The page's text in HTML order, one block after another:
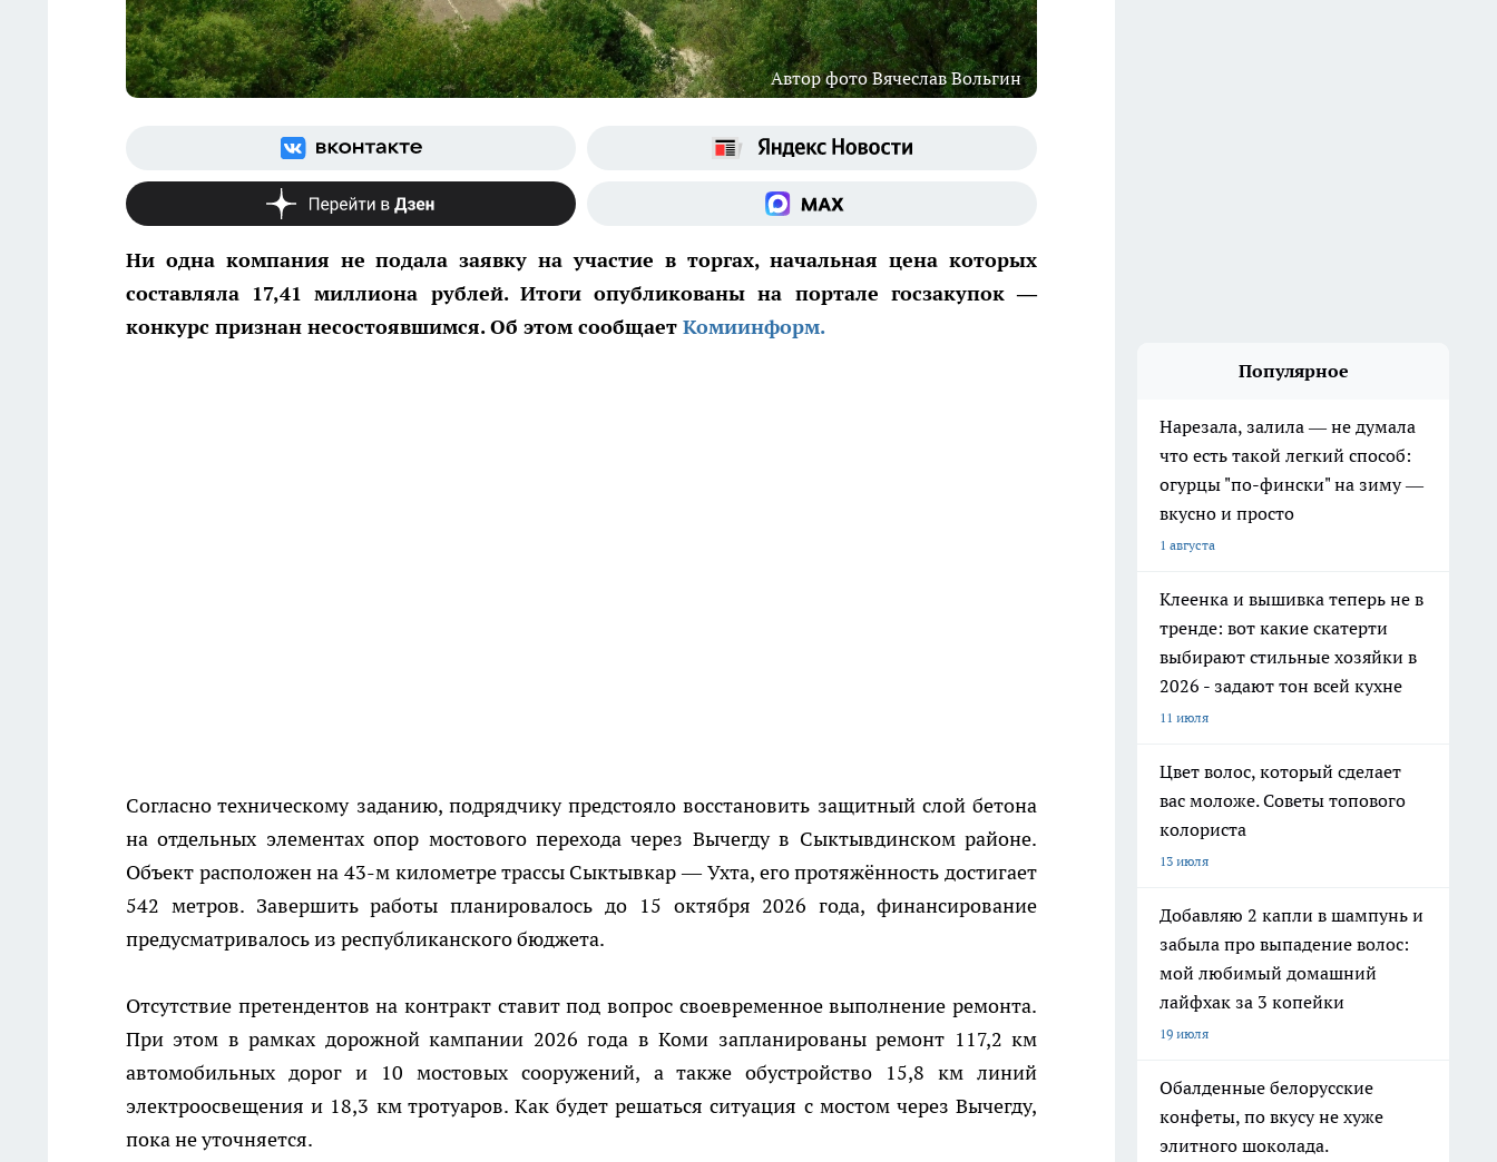
Автор фото Вячеслав Вольгин
Ни одна компания не подала заявку на участие в торгах, начальная цена которых
составляла 17,41 миллиона рублей. Итоги опубликованы на портале госзакупок —
конкурс признан несостоявшимся. Об этом сообщает Комиинформ.
Согласно техническому заданию, подрядчику предстояло восстановить защитный слой бетона
на отдельных элементах опор мостового перехода через Вычегду в Сыктывдинском районе.
Объект расположен на 43-м километре трассы Сыктывкар — Ухта, его протяжённость достигает
542 метров. Завершить работы планировалось до 15 октября 2026 года, финансирование
предусматривалось из республиканского бюджета.
Отсутствие претендентов на контракт ставит под вопрос своевременное выполнение ремонта.
При этом в рамках дорожной кампании 2026 года в Коми запланированы ремонт 117,2 км
автомобильных дорог и 10 мостовых сооружений, а также обустройство 15,8 км линий
электроосвещения и 18,3 км тротуаров. Как будет решаться ситуация с мостом через Вычегду,
пока не уточняется.
Популярное
Нарезала, залила — не думала
что есть такой легкий способ:
огурцы "по-фински" на зиму —
вкусно и просто
1 августа
Клеенка и вышивка теперь не в
тренде: вот какие скатерти
выбирают стильные хозяйки в
2026 - задают тон всей кухне
11 июля
Цвет волос, который сделает
вас моложе. Советы топового
колориста
13 июля
Добавляю 2 капли в шампунь и
забыла про выпадение волос:
мой любимый домашний
лайфхак за 3 копейки
19 июля
Обалденные белорусские
конфеты, по вкусу не хуже
элитного шоколада.